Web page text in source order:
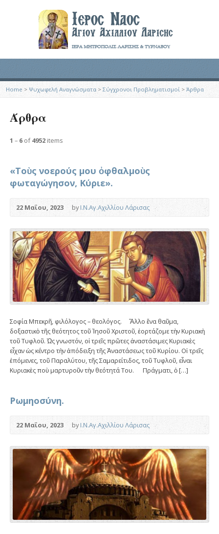
Home > Ψυχωφελή Αναγνώσματα>Σύγχρονοι Προβληματισμοί >Άρθρα
Άρθρα
1 – 6 of4952 items
«Τοὺς νοερούς μου ὀφθαλμοὺς
φωταγώγησον, Κύριε».
22 Μαΐου, 2023 byΙ.Ν.Αγ.Αχιλλίου Λάρισας
Σοφία Μπεκρῆ, φιλόλογος – θεολόγος. Ἄλλο ἕνα θαῦμα,
δοξαστικὸ τῆς θεότητος τοῦ Ἰησοῦ Χριστοῦ, ἑορτάζομε τὴν Κυριακὴ
τοῦ Τυφλοῦ. Ὡς γνωστόν, οἱ τρεῖς πρῶτες ἀναστάσιμες Κυριακὲς
εἶχαν ὡς κέντρο τὴν ἀπόδειξη τῆς Ἀναστάσεως τοῦ Κυρίου. Οἱ τρεῖς
ἑπόμενες, τοῦ Παραλύτου, τῆς Σαμαρείτιδος, τοῦ Τυφλοῦ, εἶναι
Κυριακὲς ποὺ μαρτυροῦν τὴν θεότητά Του. Πράγματι, ὁ […]
Ρωμηοσύνη.
22 Μαΐου, 2023 byΙ.Ν.Αγ.Αχιλλίου Λάρισας